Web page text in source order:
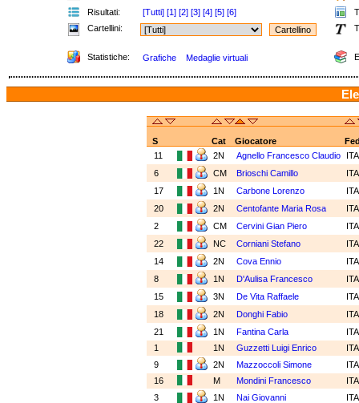
Risultati:
[Tutti] [1] [2] [3] [4] [5] [6]
Cartellini:
Statistiche: Grafiche Medaglie virtuali
S Cat Giocatore
11
2N Agnello Francesco Claudio
6
CM Brioschi Camillo
17
1N Carbone Lorenzo
20
2N Centofante Maria Rosa
2
CM Cervini Gian Piero
22
NC Corniani Stefano
14
2N Cova Ennio
8
1N D'Aulisa Francesco
15
3N De Vita Raffaele
18
2N Donghi Fabio
21
1N Fantina Carla
1
1N Guzzetti Luigi Enrico
9
2N Mazzoccoli Simone
16
M Mondini Francesco
3
1N Nai Giovanni